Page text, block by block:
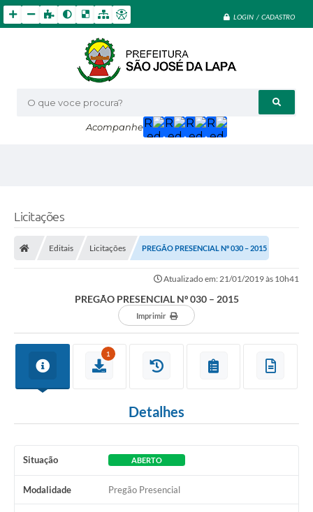
LOGIN / CADASTRO
O que voce procura?
Acompanhe
Licitações
Editais Licitações PREGÃO PRESENCIAL Nº 030 – 2015
Atualizado em: 21/01/2019 às 10h41
PREGÃO PRESENCIAL Nº 030 – 2015
Imprimir
1
Detalhes
Situação ABERTO
Modalidade Pregão Presencial